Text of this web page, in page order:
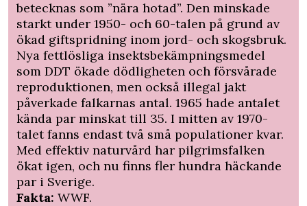
betecknas som ”nära hotad”. Den minskade
starkt under 1950- och 60-talen på grund av
ökad giftspridning inom jord- och skogsbruk.
Nya fettlösliga insektsbekämpningsmedel
som DDT ökade dödligheten och försvårade
reproduktionen, men också illegal jakt
påverkade falkarnas antal. 1965 hade antalet
kända par minskat till 35. I mitten av 1970-
talet fanns endast två små populationer kvar.
Med effektiv naturvård har pilgrimsfalken
ökat igen, och nu finns fler hundra häckande
par i Sverige.
Fakta: WWF.